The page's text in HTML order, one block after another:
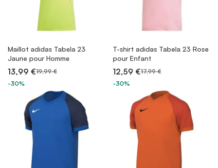
Maillot adidas Tabela 23
Jaune pour Homme
13,99 €19,99 €
-30%
T-shirt adidas Tabela 23 Rose
pour Enfant
12,59 €17,99 €
-30%